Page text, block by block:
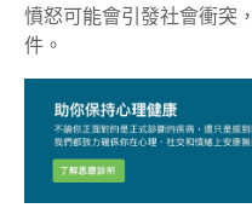
憤怒可能會引發社會衝突
件。